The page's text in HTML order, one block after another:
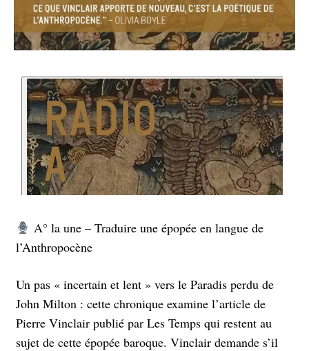
A° la une – Traduire une épopée en langue de
l’Anthropocène
Un pas « incertain et lent » vers le Paradis perdu de
John Milton : cette chronique examine l’article de
Pierre Vinclair publié par Les Temps qui restent au
sujet de cette épopée baroque. Vinclair demande s’il